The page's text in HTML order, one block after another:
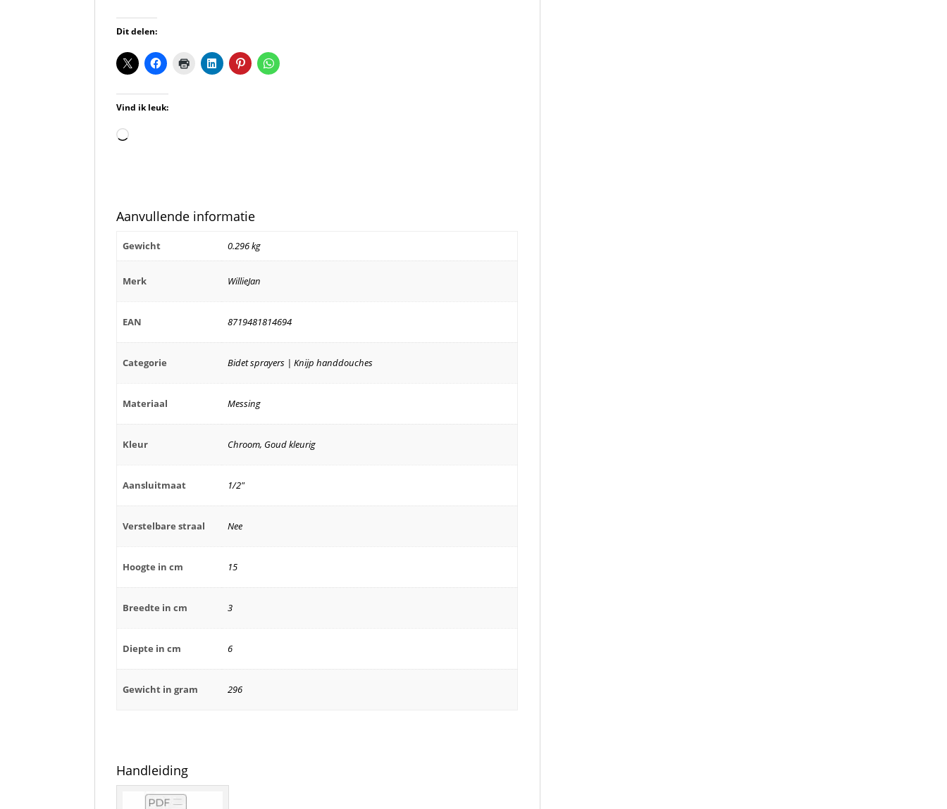
Dit delen:
Vind ik leuk:
Aan
Aanvullende informatie
Gewicht 0.296 kg
Merk WillieJan
EAN 8719481814694
Categorie Bidet sprayers | Knijp handdouches
Materiaal Messing
Kleur Chroom, Goud kleurig
Aansluitmaat 1/2"
Verstelbare straal Nee
Hoogte in cm 15
Breedte in cm 3
Diepte in cm 6
Gewicht in gram 296
Handleiding